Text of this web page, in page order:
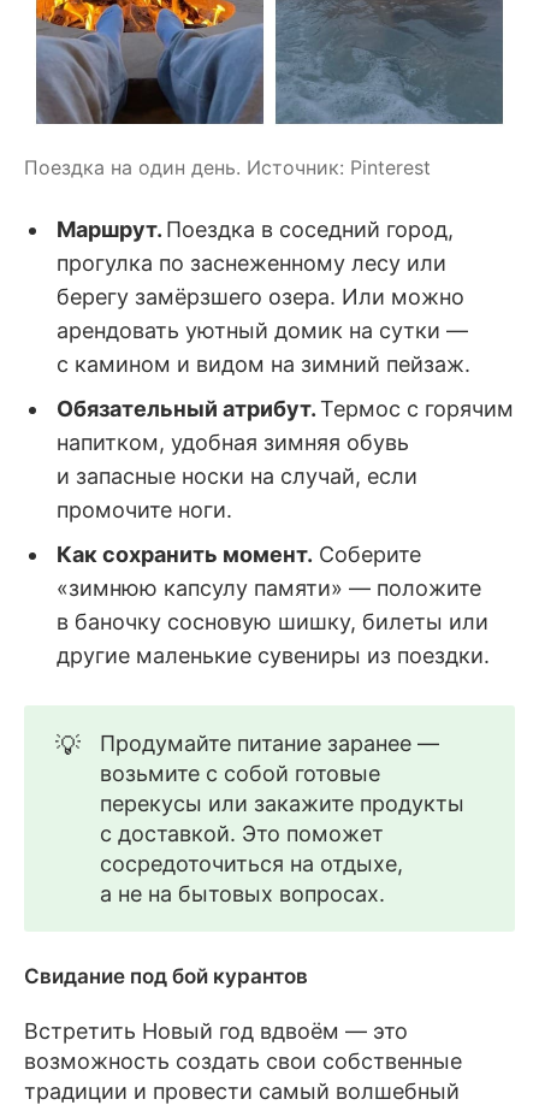
Поездка на один день. Источник: Pinterest
Маршрут. Поездка в соседний город,
прогулка по заснеженному лесу или
берегу замёрзшего озера. Или можно
арендовать уютный домик на сутки —
с камином и видом на зимний пейзаж.
Обязательный атрибут.Термос с горячим
напитком, удобная зимняя обувь
и запасные носки на случай, если
промочите ноги.
Как сохранить момент. Соберите
«зимнюю капсулу памяти» — положите
в баночку сосновую шишку, билеты или
другие маленькие сувениры из поездки.
💡
Продумайте питание заранее —
возьмите с собой готовые
перекусы или закажите продукты
с доставкой. Это поможет
сосредоточиться на отдыхе,
а не на бытовых вопросах.
Свидание под бой курантов
Встретить Новый год вдвоём — это
возможность создать свои собственные
традиции и провести самый волшебный